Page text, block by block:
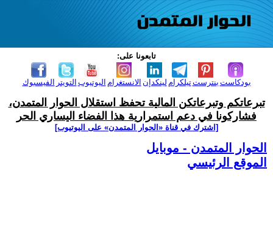
تابعونا على:
الفيسبوك التويتر اليوتيوب الانستغرام لينكدإن تيلكرامبنترست بودكاست
تبرعاتكم وتبرعاتكن المالية تحفظ استقلال الحوار المتمدن،
فشاركونا في دعم استمرارية هذا الفضاء اليساري الحر
[اشترك في قناة ‫«الحوار المتمدن» على اليوتيوب]
الحوار المتمدن - موبايل
الموقع الرئيسي